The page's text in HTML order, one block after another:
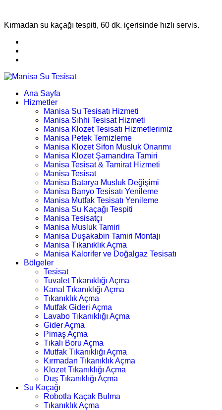
Kırmadan su kaçağı tespiti, 60 dk. içerisinde hızlı servis.
Ana Sayfa
Hizmetler
Manisa Su Tesisatı Hizmeti
Manisa Sıhhi Tesisat Hizmeti
Manisa Klozet Tesisatı Hizmetlerimiz
Manisa Petek Temizleme
Manisa Klozet Sifon Musluk Onarımı
Manisa Klozet Şamandıra Tamiri
Manisa Tesisat & Tamirat Hizmeti
Manisa Tesisat
Manisa Batarya Musluk Değişimi
Manisa Banyo Tesisatı Yenileme
Manisa Mutfak Tesisatı Yenileme
Manisa Su Kaçağı Tespiti
Manisa Tesisatçı
Manisa Musluk Tamiri
Manisa Duşakabin Tamiri Montajı
Manisa Tıkanıklık Açma
Manisa Kalorifer ve Doğalgaz Tesisatı
Bölgeler
Tesisat
Tuvalet Tıkanıklığı Açma
Kanal Tıkanıklığı Açma
Tıkanıklık Açma
Mutfak Gideri Açma
Lavabo Tıkanıklığı Açma
Gider Açma
Pimaş Açma
Tıkalı Boru Açma
Mutfak Tıkanıklığı Açma
Kırmadan Tıkanıklık Açma
Klozet Tıkanıklığı Açma
Duş Tıkanıklığı Açma
Su Kaçağı
Robotla Kaçak Bulma
Tıkanıklık Açma